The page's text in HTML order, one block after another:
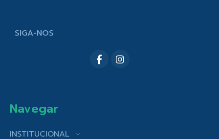
SIGA-NOS
Navegar
INSTITUCIONAL